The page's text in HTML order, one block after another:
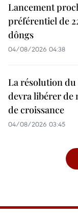
Lancement
préférentiel de
dôngs
04/08/2026 04:38
La résolution du
devra libérer de
de croissance
04/08/2026 03:45